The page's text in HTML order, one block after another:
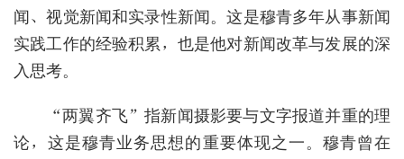
闻、视觉新闻和实录性新闻。这是穆青多年从事新闻
实践工作的经验积累，也是他对新闻改革与发展的深
入思考。
“两翼齐飞”指新闻摄影要与文字报道并重的理
论，这是穆青业务思想的重要体现之一。穆青曾在